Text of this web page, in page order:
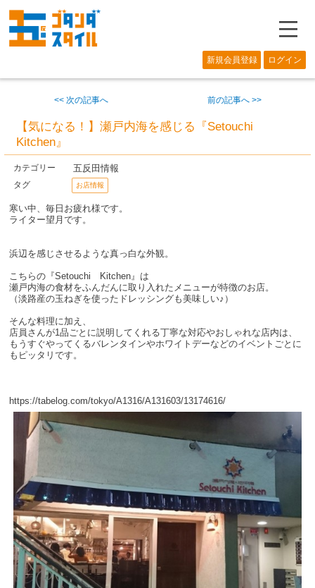
―
新規会員登録 ログイン
<< 次の記事へ 前の記事へ >>
【気になる！】瀬戸内海を感じる『Setouchi
Kitchen』
カテゴリー 五反田情報
タグ お店情報
寒い中、毎日お疲れ様です。
ライター望月です。
浜辺を感じさせるような真っ白な外観。
こちらの『Setouchi Kitchen』は
瀬戸内海の食材をふんだんに取り入れたメニューが特徴のお店。
（淡路産の玉ねぎを使ったドレッシングも美味しい♪）
そんな料理に加え、
店員さんが1品ごとに説明してくれる丁寧な対応やおしゃれな店内は、
もうすぐやってくるバレンタインやホワイトデーなどのイベントごとに
もピッタリです。
https://tabelog.com/tokyo/A1316/A131603/13174616/